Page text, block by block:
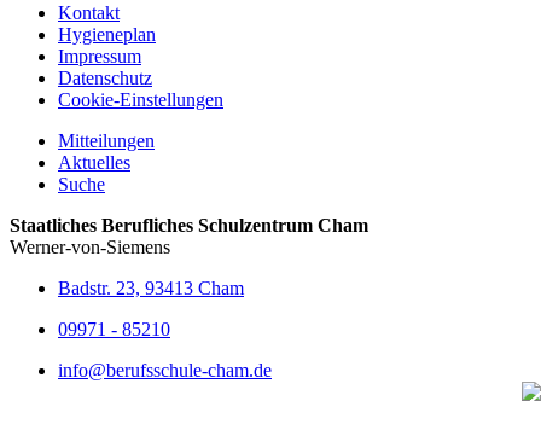
Kontakt
Hygieneplan
Impressum
Datenschutz
Cookie-Einstellungen
Mitteilungen
Aktuelles
Suche
Staatliches Berufliches Schulzentrum Cham
Werner-von-Siemens
Badstr. 23, 93413 Cham
09971 - 85210
info@berufsschule-cham.de